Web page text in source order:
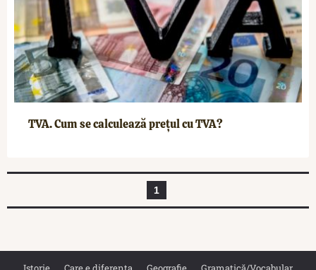
TVA. Cum se calculează prețul cu TVA?
1